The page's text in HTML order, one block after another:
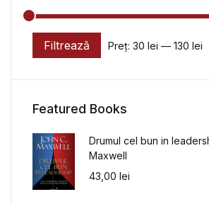
Preț minim
Preț maxim
Filtrează Preț: 30 lei — 130 lei
Featured Books
Drumul cel bun in
Maxwell
43,00 lei